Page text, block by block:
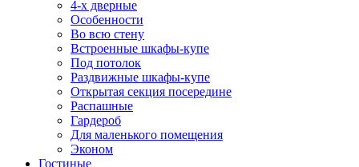
4-х дверные
Особенности
Во всю стену
Встроенные шкафы-купе
Под потолок
Раздвижные шкафы-купе
Открытая секция посередине
Распашные
Гардероб
Для маленького помещения
Эконом
Гостиные